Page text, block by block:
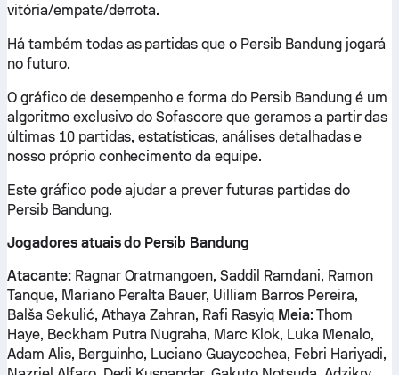
vitória/empate/derrota.
Há também todas as partidas que o Persib Bandung jogará
no futuro.
O gráfico de desempenho e forma do Persib Bandung é um
algoritmo exclusivo do Sofascore que geramos a partir das
últimas 10 partidas, estatísticas, análises detalhadas e
nosso próprio conhecimento da equipe.
Este gráfico pode ajudar a prever futuras partidas do
Persib Bandung.
Jogadores atuais do Persib Bandung
Atacante:Ragnar Oratmangoen, Saddil Ramdani, Ramon
Tanque, Mariano Peralta Bauer, Uilliam Barros Pereira,
Balša Sekulić, Athaya Zahran, Rafi Rasyiq Meia:Thom
Haye, Beckham Putra Nugraha, Marc Klok, Luka Menalo,
Adam Alis, Berguinho, Luciano Guaycochea, Febri Hariyadi,